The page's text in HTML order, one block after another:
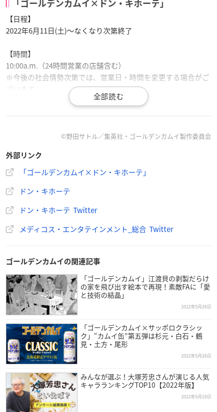
「ゴールデンカムイ×ドン・キホーテ」
【日程】
2022年6月11日(土)～なくなり次第終了
【時間】
10:00a.m.（24時間営業の店舗含む）
※今後の社会情勢次第では、営業日・時間を変更する場合がご
コチラ
【入場方法について】
全日程フリー入場を予定しております。
がございますので予めご了承ください。
入場制限を行う場合はTwitter「メディコス・エンタテインメン
ト_総合」にてご案内いたします。
©野田サトル／集英社・ゴールデンカムイ製作委員会
外部リンク
「ゴールデンカムイ×ドン・キホーテ」
ドン・キホーテ
ドン・キホーテ Twitter
メディコス・エンタテインメント_総合 Twitter
ゴールデンカムイの関連記事
「ゴールデンカムイ」江渡貝の剥製だらけ
の家を飛び出す絵本で再現！素敵FAに「愛
と技術の結晶」
2022年5月26日
「ゴールデンカムイ×サッポロクラシッ
ク」“カムイ缶”第五弾は杉元・白石・鶴
見・土方・尾形
2022年5月26日
みんなが選ぶ！大塚芳忠さんが演じる人気
キャラランキングTOP10【2022年版】
2022年5月19日